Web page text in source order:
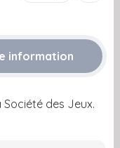
information
des Jeux.